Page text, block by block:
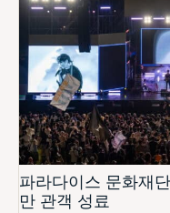
파라다이스 문화재
만 관객 성료